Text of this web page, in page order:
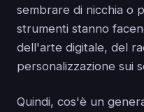
sembrare di nicchia o
strumenti stanno
dell'arte digitale, del
personalizzazione sui
Quindi, cos'è un